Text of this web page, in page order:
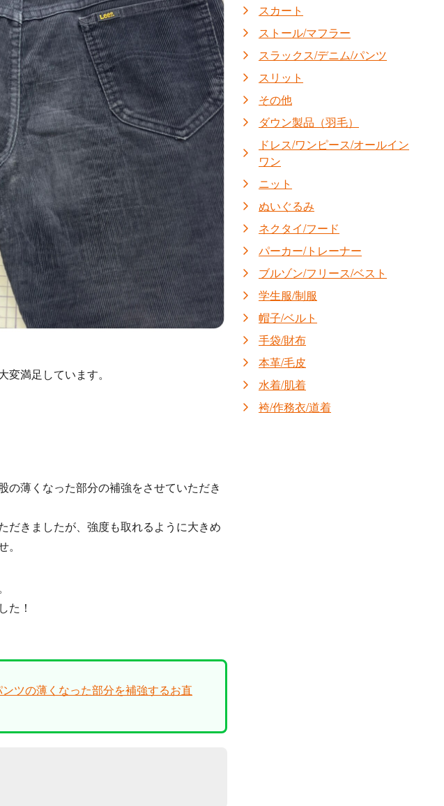
満足しています。
の薄くなった部分の補強をさせていただき
だきましたが、強度も取れるように大きめ
た！
ツの薄くなった部分を補強するお直
スカート
ストール/マフラー
スラックス/デニム/パンツ
スリット
その他
ダウン製品（羽毛）
ドレス/ワンピース/オールイン
ワン
ニット
ぬいぐるみ
ネクタイ/フード
パーカー/トレーナー
ブルゾン/フリース/ベスト
学生服/制服
帽子/ベルト
手袋/財布
本革/毛皮
水着/肌着
袴/作務衣/道着